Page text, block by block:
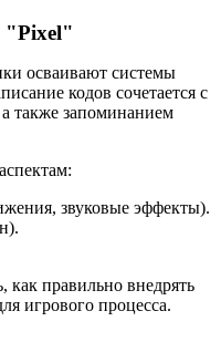
"Pixel"
осваивают системы
кодов сочетается с
также запоминанием
звуковые эффекты).
как правильно внедрять
игрового процесса.